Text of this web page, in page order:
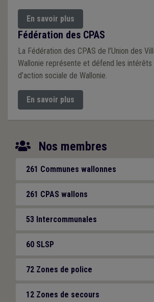
En savoir plus
Fédération des CPAS
La Fédération des CPAS de l’Union des
Wallonie représente et défend les
d’action sociale de Wallonie.
En savoir plus
Nos membres
261 Communes wallonnes
261 CPAS wallons
53 Intercommunales
60 SLSP
72 Zones de police
12 Zones de secours